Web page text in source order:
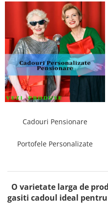
Cadouri Pensionare
Portofele Personalizate
O varietate larga de
gasiti cadoul ideal